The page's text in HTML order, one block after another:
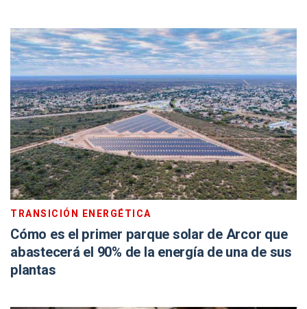
TRANSICIÓN ENERGÉTICA
Cómo es el primer parque solar de Arcor que
abastecerá el 90% de la energía de una de sus
plantas